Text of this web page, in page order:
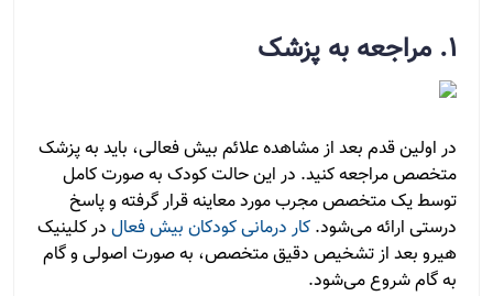
1. مراجعه به پزشک
در اولین قدم بعد از مشاهده علائم بیش فعالی، باید به پزشک
متخصص مراجعه کنید. در این حالت کودک به صورت کامل
توسط یک متخصص مجرب مورد معاینه قرار گرفته و پاسخ
درستی ارائه می‌شود. کار درمانی کودکان بیش فعال در کلینیک
هیرو بعد از تشخیص دقیق متخصص، به صورت اصولی و گام
به گام شروع می‌شود.